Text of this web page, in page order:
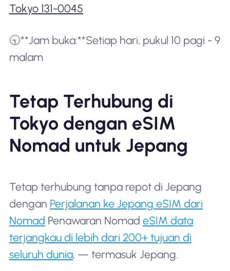
Tokyo 131-0045
🕤**Jam buka:**Setiap hari, pukul 10 pagi - 9
malam
Tetap Terhubung di
Tokyo dengan eSIM
Nomad untuk Jepang
Tetap terhubung tanpa repot di Jepang
dengan Perjalanan ke Jepang eSIM dari
Nomad Penawaran Nomad eSIM data
terjangkau di lebih dari 200+ tujuan di
seluruh dunia, — termasuk Jepang.